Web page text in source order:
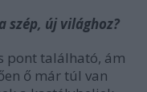
szép, új világhoz?
pont található, ám
ő már túl van